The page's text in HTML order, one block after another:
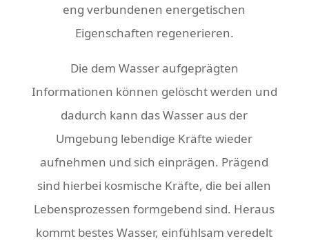
eng verbundenen energetischen
Eigenschaften regenerieren.
Die dem Wasser aufgeprägten
Informationen können gelöscht werden und
dadurch kann das Wasser aus der
Umgebung lebendige Kräfte wieder
aufnehmen und sich einprägen. Prägend
sind hierbei kosmische Kräfte, die bei allen
Lebensprozessen formgebend sind. Heraus
kommt bestes Wasser, einfühlsam veredelt